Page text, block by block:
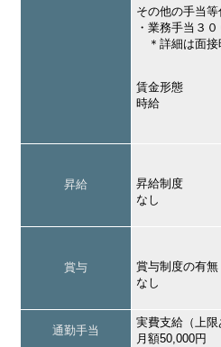
その他の手当
・業務手当３
＊詳細は面接
賃金形態
時給
昇給
昇給制度
なし
賞与
賞与制度の有無
なし
通勤手当
実費支給（上限
月額50,000円